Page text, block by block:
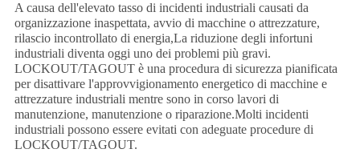
A causa dell'elevato tasso di incidenti industriali causati da
organizzazione inaspettata, avvio di macchine o attrezzature,
rilascio incontrollato di energia,La riduzione degli infortuni
industriali diventa oggi uno dei problemi più gravi.
LOCKOUT/TAGOUT è una procedura di sicurezza pianificata
per disattivare l'approvvigionamento energetico di macchine e
attrezzature industriali mentre sono in corso lavori di
manutenzione, manutenzione o riparazione.Molti incidenti
industriali possono essere evitati con adeguate procedure di
LOCKOUT/TAGOUT.